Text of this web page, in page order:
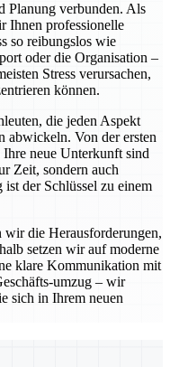
Planung verbunden. Als
Ihnen professionelle
so reibungslos wie
oder die Organisation –
Stress verursachen,
können.
die jeden Aspekt
abwickeln. Von der ersten
neue Unterkunft sind
Zeit, sondern auch
der Schlüssel zu einem
die Herausforderungen,
setzen wir auf moderne
klare Kommunikation mit
umzug – wir
sich in Ihrem neuen